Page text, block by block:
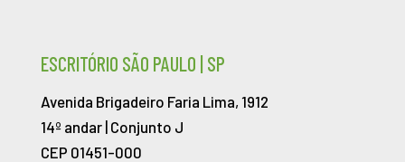
ESCRITÓRIO SÃO PAULO | SP
Avenida Brigadeiro Faria Lima, 1912
14º andar | Conjunto J
CEP 01451-000